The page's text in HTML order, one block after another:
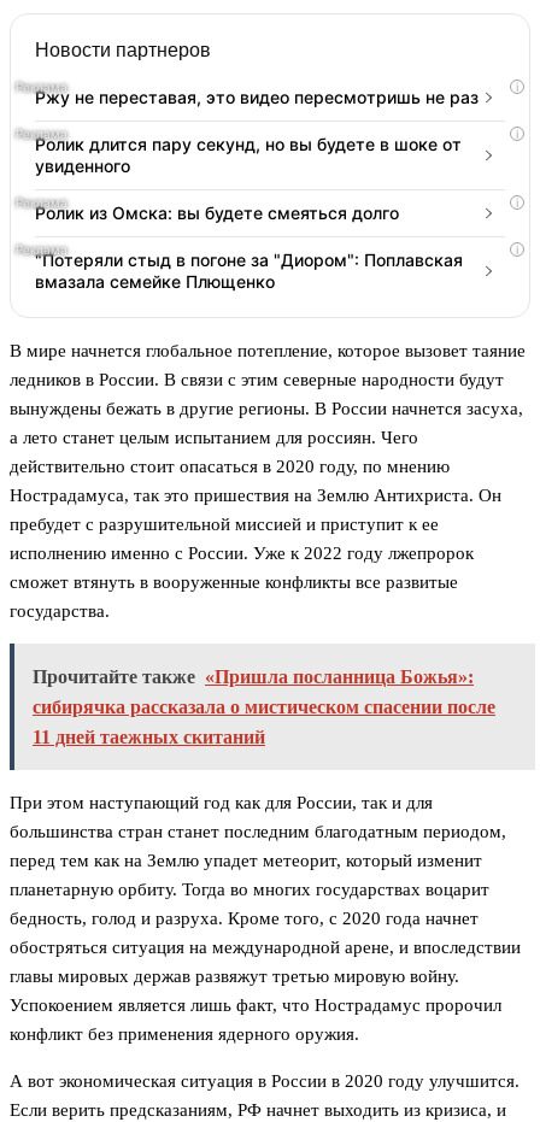
Новости партнеров
i
Ржу не переставая, это видео пересмотришь не раз
i
Ролик длится пару секунд, но вы будете в шоке от
увиденного
i
Ролик из Омска: вы будете смеяться долго
i
"Потеряли стыд в погоне за "Диором": Поплавская
вмазала семейке Плющенко
В мире начнется глобальное потепление, которое вызовет таяние
ледников в России. В связи с этим северные народности будут
вынуждены бежать в другие регионы. В России начнется засуха,
а лето станет целым испытанием для россиян. Чего
действительно стоит опасаться в 2020 году, по мнению
Нострадамуса, так это пришествия на Землю Антихриста. Он
пребудет с разрушительной миссией и приступит к ее
исполнению именно с России. Уже к 2022 году лжепророк
сможет втянуть в вооруженные конфликты все развитые
государства.
Прочитайте также «Пришла посланница Божья»:
сибирячка рассказала о мистическом спасении после
11 дней таежных скитаний
При этом наступающий год как для России, так и для
большинства стран станет последним благодатным периодом,
перед тем как на Землю упадет метеорит, который изменит
планетарную орбиту. Тогда во многих государствах воцарит
бедность, голод и разруха. Кроме того, с 2020 года начнет
обостряться ситуация на международной арене, и впоследствии
главы мировых держав развяжут третью мировую войну.
Успокоением является лишь факт, что Нострадамус пророчил
конфликт без применения ядерного оружия.
А вот экономическая ситуация в России в 2020 году улучшится.
Если верить предсказаниям, РФ начнет выходить из кризиса, и